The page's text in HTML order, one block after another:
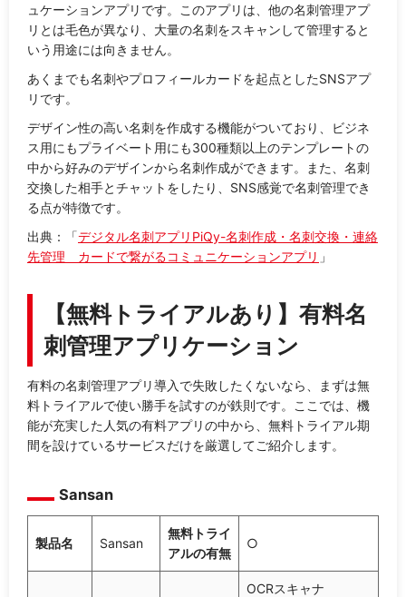
ュケーションアプリです。このアプリは、他の名刺管理アプ
リとは毛色が異なり、大量の名刺をスキャンして管理すると
いう用途には向きません。
あくまでも名刺やプロフィールカードを起点としたSNSアプ
リです。
デザイン性の高い名刺を作成する機能がついており、ビジネ
ス用にもプライベート用にも300種類以上のテンプレートの
中から好みのデザインから名刺作成ができます。また、名刺
交換した相手とチャットをしたり、SNS感覚で名刺管理でき
る点が特徴です。
出典：「デジタル名刺アプリPiQy-名刺作成・名刺交換・連絡
先管理 カードで繋がるコミュニケーションアプリ 」
【無料トライアルあり】有料名
刺管理アプリケーション
有料の名刺管理アプリ導入で失敗したくないなら、まずは無
料トライアルで使い勝手を試すのが鉄則です。ここでは、機
能が充実した人気の有料アプリの中から、無料トライアル期
間を設けているサービスだけを厳選してご紹介します。
Sansan
製品名 Sansan
無料トライ
アルの有無
○
OCRスキャナ